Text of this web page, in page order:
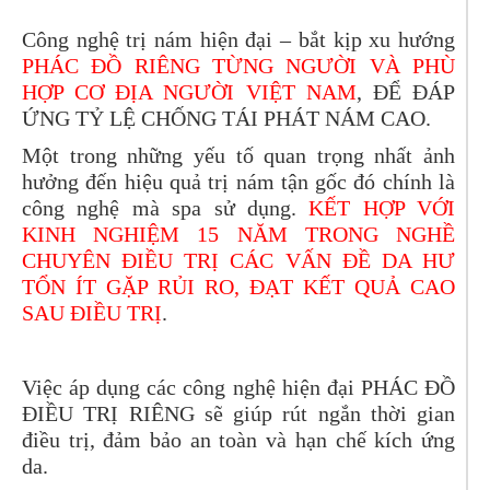
Công nghệ trị nám hiện đại – bắt kịp xu hướng
PHÁC ĐỒ RIÊNG TỪNG NGƯỜI VÀ PHÙ
HỢP CƠ ĐỊA NGƯỜI VIỆT NAM, ĐỂ ĐÁP
ỨNG TỶ LỆ CHỐNG TÁI PHÁT NÁM CAO.
Một trong những yếu tố quan trọng nhất ảnh
hưởng đến hiệu quả trị nám tận gốc đó chính là
công nghệ mà spa sử dụng.KẾT HỢP VỚI
KINH NGHIỆM 15 NĂM TRONG NGHỀ
CHUYÊN ĐIỀU TRỊ CÁC VẤN ĐỀ DA HƯ
TỔN ÍT GẶP RỦI RO, ĐẠT KẾT QUẢ CAO
SAU ĐIỀU TRỊ.
Việc áp dụng các công nghệ hiện đại PHÁC ĐỒ
ĐIỀU TRỊ RIÊNG sẽ giúp rút ngắn thời gian
điều trị, đảm bảo an toàn và hạn chế kích ứng
da.